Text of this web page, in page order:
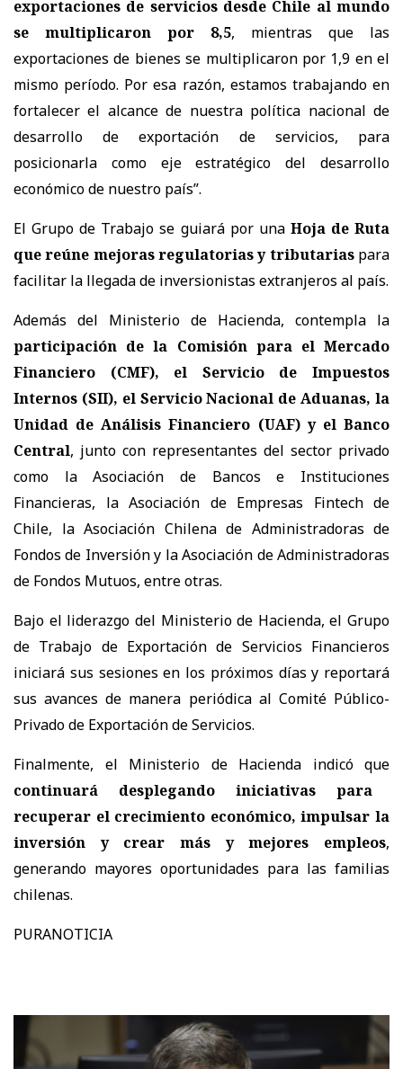
exportaciones de servicios desde Chile al mundo
se multiplicaron por 8,5, mientras que las
exportaciones de bienes se multiplicaron por 1,9 en el
mismo período. Por esa razón, estamos trabajando en
fortalecer el alcance de nuestra política nacional de
desarrollo de exportación de servicios, para
posicionarla como eje estratégico del desarrollo
económico de nuestro país”.
El Grupo de Trabajo se guiará por una Hoja de Ruta
que reúne mejoras regulatorias y tributariaspara
facilitar la llegada de inversionistas extranjeros al país.
Además del Ministerio de Hacienda, contempla la
participación de la Comisión para el Mercado
Financiero (CMF), el Servicio de Impuestos
Internos (SII), el Servicio Nacional de Aduanas, la
Unidad de Análisis Financiero (UAF) y el Banco
Central, junto con representantes del sector privado
como la Asociación de Bancos e Instituciones
Financieras, la Asociación de Empresas Fintech de
Chile, la Asociación Chilena de Administradoras de
Fondos de Inversión y la Asociación de Administradoras
de Fondos Mutuos, entre otras.
Bajo el liderazgo del Ministerio de Hacienda, el Grupo
de Trabajo de Exportación de Servicios Financieros
iniciará sus sesiones en los próximos días y reportará
sus avances de manera periódica al Comité Público-
Privado de Exportación de Servicios.
Finalmente, el Ministerio de Hacienda indicó que
continuará desplegando iniciativas para
recuperar el crecimiento económico, impulsar la
inversión y crear más y mejores empleos,
generando mayores oportunidades para las familias
chilenas.
PURANOTICIA